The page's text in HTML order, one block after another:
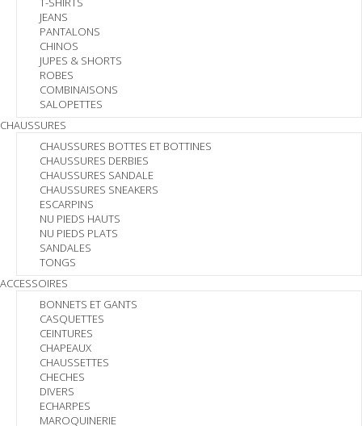
JEANS
PANTALONS
CHINOS
JUPES & SHORTS
ROBES
COMBINAISONS
SALOPETTES
CHAUSSURES
CHAUSSURES BOTTES ET BOTTINES
CHAUSSURES DERBIES
CHAUSSURES SANDALE
CHAUSSURES SNEAKERS
ESCARPINS
NU PIEDS HAUTS
NU PIEDS PLATS
SANDALES
TONGS
ACCESSOIRES
BONNETS ET GANTS
CASQUETTES
CEINTURES
CHAPEAUX
CHAUSSETTES
CHECHES
DIVERS
ECHARPES
MAROQUINERIE